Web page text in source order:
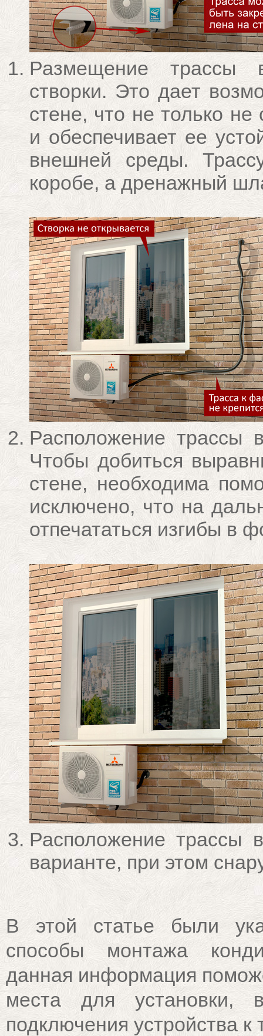
Размещение трассы
створки. Это дает
стене, что не только
и обеспечивает ее
внешней среды.
коробе, а дренажный
Расположение трассы
Чтобы добиться
стене, необходима
исключено, что на
отпечататься изгибы в
Расположение трассы
варианте, при этом
В этой статье были
способы монтажа
данная информация
места для установки,
подключения устройства к